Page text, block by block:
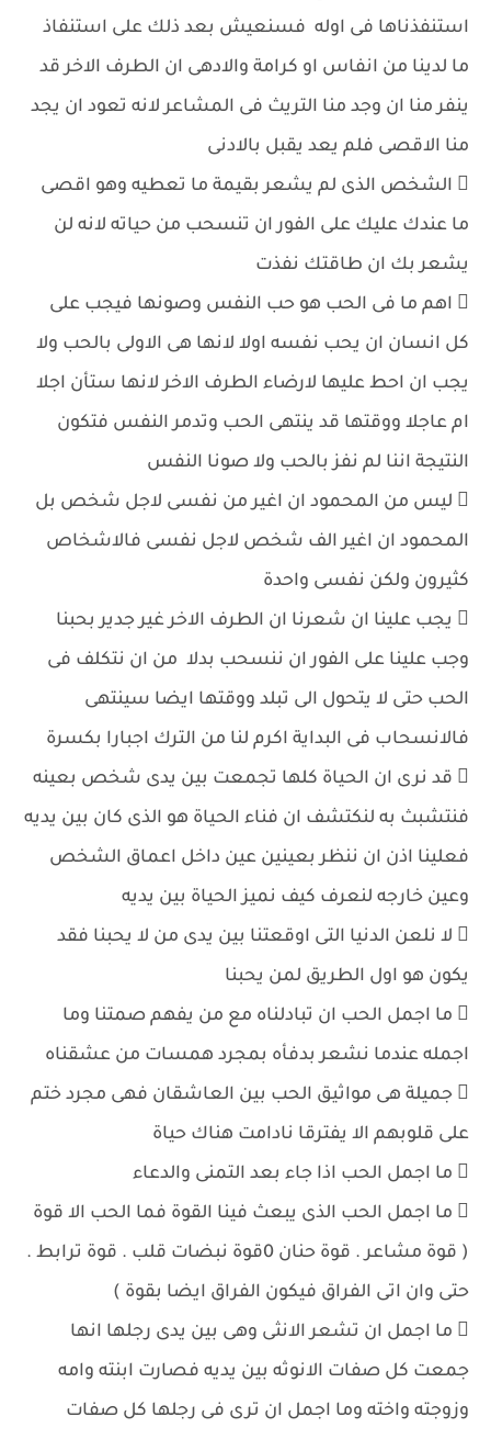
استنفذناها فى اوله فسنعيش بعد ذلك على استنفاذ
ما لدينا من انفاس او كرامة والادهى ان الطرف الاخر قد
ينفر منا ان وجد منا التريث فى المشاعر لانه تعود ان يجد
منا الاقصى فلم يعد يقبل بالادنى
 الشخص الذى لم يشعر بقيمة ما تعطيه وهو اقصى
ما عندك عليك على الفور ان تنسحب من حياته لانه لن
يشعر بك ان طاقتك نفذت
 اهم ما فى الحب هو حب النفس وصونها فيجب على
كل انسان ان يحب نفسه اولا لانها هى الاولى بالحب ولا
يجب ان احط عليها لارضاء الطرف الاخر لانها ستأن اجلا
ام عاجلا ووقتها قد ينتهى الحب وتدمر النفس فتكون
النتيجة اننا لم نفز بالحب ولا صونا النفس
 ليس من المحمود ان اغير من نفسى لاجل شخص بل
المحمود ان اغير الف شخص لاجل نفسى فالاشخاص
كثيرون ولكن نفسى واحدة
 يجب علينا ان شعرنا ان الطرف الاخر غير جدير بحبنا
وجب علينا على الفور ان ننسحب بدلا من ان نتكلف فى
الحب حتى لا يتحول الى تبلد ووقتها ايضا سينتهى
فالانسحاب فى البداية اكرم لنا من الترك اجبارا بكسرة
 قد نرى ان الحياة كلها تجمعت بين يدى شخص بعينه
فنتشبث به لنكتشف ان فناء الحياة هو الذى كان بين يديه
فعلينا اذن ان ننظر بعينين عين داخل اعماق الشخص
وعين خارجه لنعرف كيف نميز الحياة بين يديه
 لا نلعن الدنيا التى اوقعتنا بين يدى من لا يحبنا فقد
يكون هو اول الطريق لمن يحبنا
 ما اجمل الحب ان تبادلناه مع من يفهم صمتنا وما
اجمله عندما نشعر بدفأه بمجرد همسات من عشقناه
 جميلة هى مواثيق الحب بين العاشقان فهى مجرد ختم
على قلوبهم الا يفترقا نادامت هناك حياة
 ما اجمل الحب اذا جاء بعد التمنى والدعاء
 ما اجمل الحب الذى يبعث فينا القوة فما الحب الا قوة
( قوة مشاعر . قوة حنان 0قوة نبضات قلب . قوة ترابط .
حتى وان اتى الفراق فيكون الفراق ايضا بقوة )
 ما اجمل ان تشعر الانثى وهى بين يدى رجلها انها
جمعت كل صفات الانوثه بين يديه فصارت ابنته وامه
وزوجته واخته وما اجمل ان ترى فى رجلها كل صفات